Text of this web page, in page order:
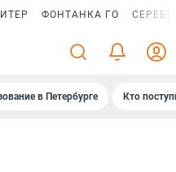
ФОНТАНКА ГО
в Петербурге Кто